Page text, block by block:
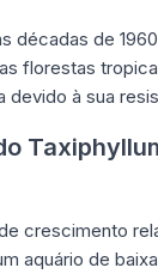
décadas de
florestas
devido à sua
crescimento
aquário de